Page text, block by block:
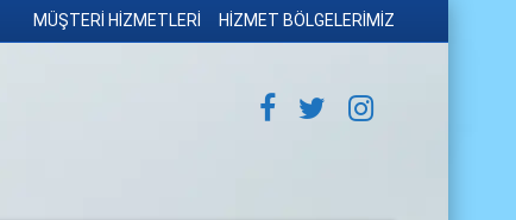
MÜŞTERİ HİZMETLERİ HİZMET BÖLGELERİMİZ